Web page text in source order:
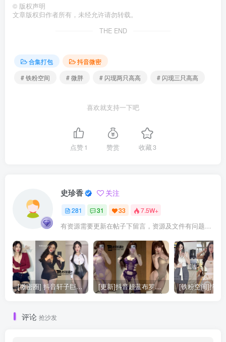
© 版权声明
文章版权归作者所有，未经允许请勿转载。
THE END
合集打包
抖音微密
# 铁粉空间
# 微胖 # 闪现两只高高 # 闪现三只高高
喜欢就支持一下吧
点赞1 赞赏 收藏3
史珍香 关注
281 31 33 7.5W+
有资源需要更新在帖子下留言，资源及文件有问题可加QQ：3983858528
[微密圈] 抖音轩子巨2兔的觅圈合集更新29期 [888P+62V] [更新]抖音超蓝布罗莉（超蓝布萝莉）的合集[513P+41V]
评论 抢沙发